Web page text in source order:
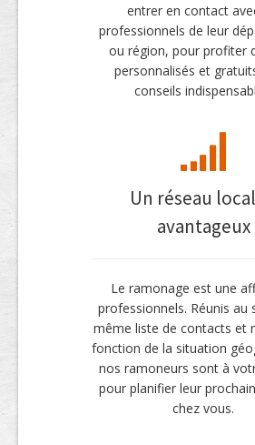
entrer en contact
professionnels de leur
ou région, pour profiter
personnalisés et
conseils
Un réseau
avantageux
Le ramonage est une
professionnels. Réunis au
même liste de contacts et
fonction de la situation
nos ramoneurs sont à
pour planifier leur
chez vous.